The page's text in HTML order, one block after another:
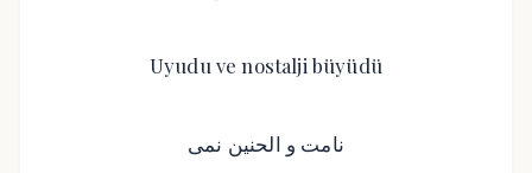
Uyudu ve nostalji büyüdü
نامت و الحنين نمى